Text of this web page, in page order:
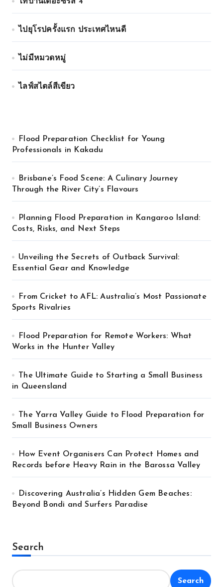
ไปยุโรปครั้งแรก ประเทศไหนดี
ไม่มีหมวดหมู่
ไลฟ์สไตล์สีเขียว
Flood Preparation Checklist for Young
Professionals in Kakadu
Brisbane’s Food Scene: A Culinary Journey
Through the River City’s Flavours
Planning Flood Preparation in Kangaroo Island:
Costs, Risks, and Next Steps
Unveiling the Secrets of Outback Survival:
Essential Gear and Knowledge
From Cricket to AFL: Australia’s Most Passionate
Sports Rivalries
Flood Preparation for Remote Workers: What
Works in the Hunter Valley
The Ultimate Guide to Starting a Small Business
in Queensland
The Yarra Valley Guide to Flood Preparation for
Small Business Owners
How Event Organisers Can Protect Homes and
Records before Heavy Rain in the Barossa Valley
Discovering Australia’s Hidden Gem Beaches:
Beyond Bondi and Surfers Paradise
Search
Search